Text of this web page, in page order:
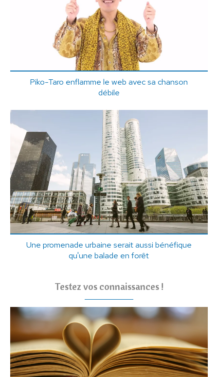
Piko-Taro enflamme le web avec sa chanson
débile
Une promenade urbaine serait aussi bénéfique
qu'une balade en forêt
Testez vos connaissances !